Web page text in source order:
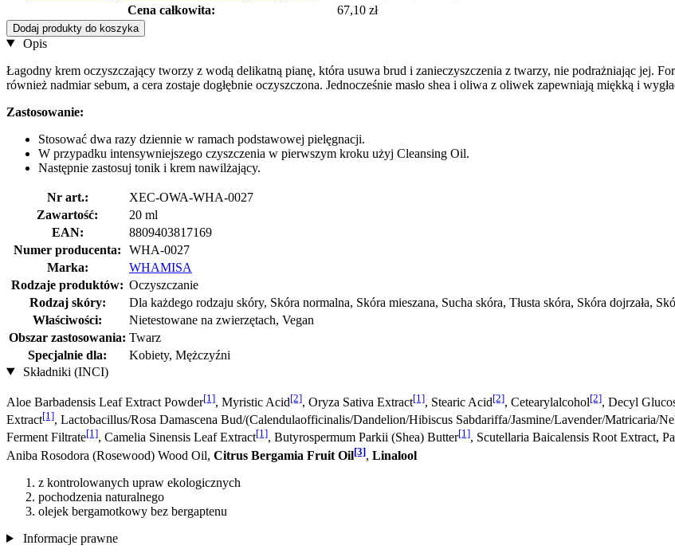
Cena całkowita:
67,10 zł
Dodaj produkty do koszyka
Opis
Łagodny krem ​​oczyszczający tworzy z wodą delikatną pianę, która usuwa brud i zanieczyszczenia z twarzy, nie podrażniając jej.
również nadmiar sebum, a cera zostaje dogłębnie oczyszczona. Jednocześnie masło shea i oliwa z oliwek zapewniają miękką i
Zastosowanie:
Stosować dwa razy dziennie w ramach podstawowej pielęgnacji.
W przypadku intensywniejszego czyszczenia w pierwszym kroku użyj Cleansing Oil.
Następnie zastosuj tonik i krem ​​nawilżający.
Nr art.:
XEC-OWA-WHA-0027
Zawartość:
20 ml
EAN:
8809403817169
Numer producenta:
WHA-0027
Marka:
WHAMISA
Rodzaje produktów: Oczyszczanie
Rodzaj skóry:
Dla każdego rodzaju skóry, Skóra normalna, Skóra mieszana, Sucha skóra, Tłusta skóra, Skóra dojrzała,
Właściwości:
Nietestowane na zwierzętach, Vegan
Obszar zastosowania: Twarz
Specjalnie dla:
Kobiety, Mężczyźni
Składniki (INCI)
Aloe Barbadensis Leaf Extract Powder[1], Myristic Acid[2], Oryza Sativa Extract[1], Stearic Acid[2], Cetearylalcohol[2], Decyl
Extract[1], Lactobacillus/Rosa Damascena Bud/(Calendulaofficinalis/Dandelion/Hibiscus Sabdariffa/Jasmine/Lavender/Matricaria/
Ferment Filtrate[1], Camelia Sinensis Leaf Extract[1], Butyrospermum Parkii (Shea) Butter[1], Scutellaria Baicalensis Root Extract,
Aniba Rosodora (Rosewood) Wood Oil, Citrus Bergamia Fruit Oil[3], Linalool
z kontrolowanych upraw ekologicznych
pochodzenia naturalnego
olejek bergamotkowy bez bergaptenu
Informacje prawne